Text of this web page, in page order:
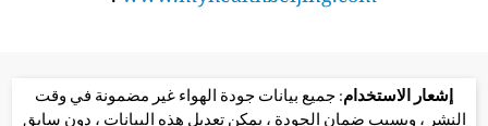
إشعار الاستخدام: جميع بيانات جودة الهواء غير مضمونة في وقت
النشر ، وبسبب ضمان الجودة ، يمكن تعديل هذه البيانات ، دون سابق